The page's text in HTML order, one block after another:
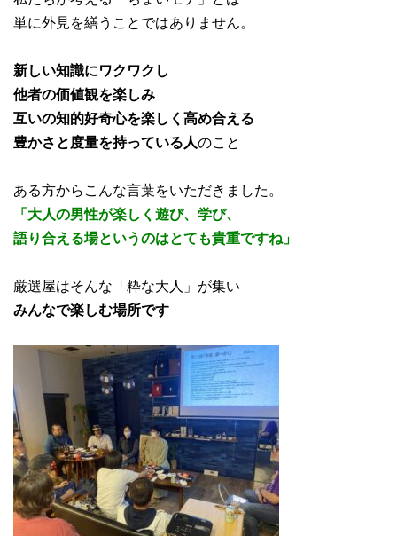
単に外見を繕うことではありません。
新しい知識にワクワクし
他者の価値観を楽しみ
互いの知的好奇心を楽しく高め合える
豊かさと度量を持っている人のこと
ある方からこんな言葉をいただきました。
「大人の男性が楽しく遊び、学び、
語り合える場というのはとても貴重ですね」
厳選屋はそんな「粋な大人」が集い
みんなで楽しむ場所です